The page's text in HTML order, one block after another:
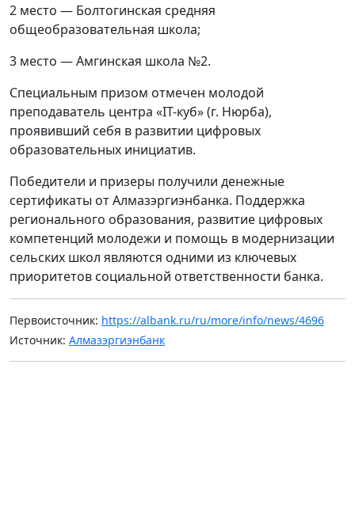
2 место — Болтогинская средняя
общеобразовательная школа;
3 место — Амгинская школа №2.
Специальным призом отмечен молодой
преподаватель центра «IT-куб» (г. Нюрба),
проявивший себя в развитии цифровых
образовательных инициатив.
Победители и призеры получили денежные
сертификаты от Алмазэргиэнбанка. Поддержка
регионального образования, развитие цифровых
компетенций молодежи и помощь в модернизации
сельских школ являются одними из ключевых
приоритетов социальной ответственности банка.
Первоисточник: https://albank.ru/ru/more/info/news/4696
Источник: Алмазэргиэнбанк